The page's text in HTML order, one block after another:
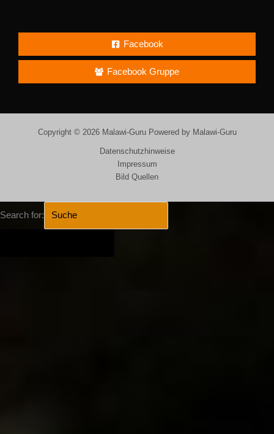
Facebook
Facebook Gruppe
Copyright © 2026 Malawi-Guru Powered by Malawi-Guru
Datenschutzhinweise
Impressum
Bild Quellen
Search for: